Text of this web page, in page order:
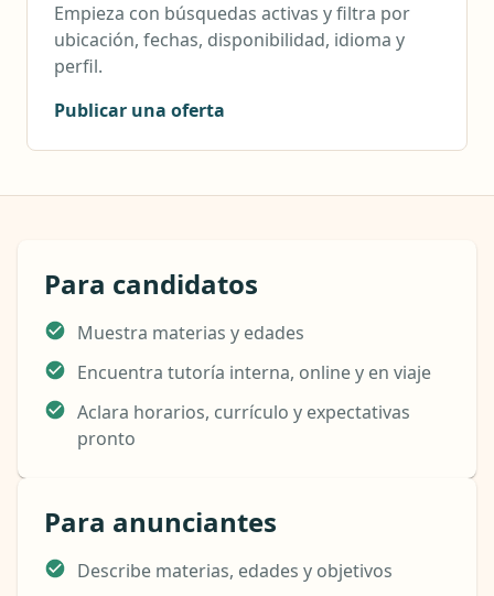
Empieza con búsquedas activas y filtra por
ubicación, fechas, disponibilidad, idioma y
perfil.
Publicar una oferta
Para candidatos
Muestra materias y edades
Encuentra tutoría interna, online y en viaje
Aclara horarios, currículo y expectativas
pronto
Para anunciantes
Describe materias, edades y objetivos